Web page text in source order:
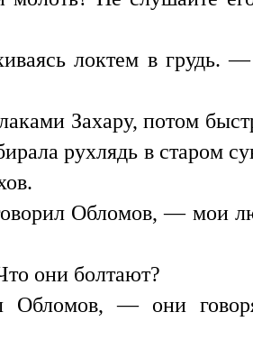
локтем в грудь. —
Захару, потом
рухлядь в старом
Обломов, — мои
они болтают?
— они